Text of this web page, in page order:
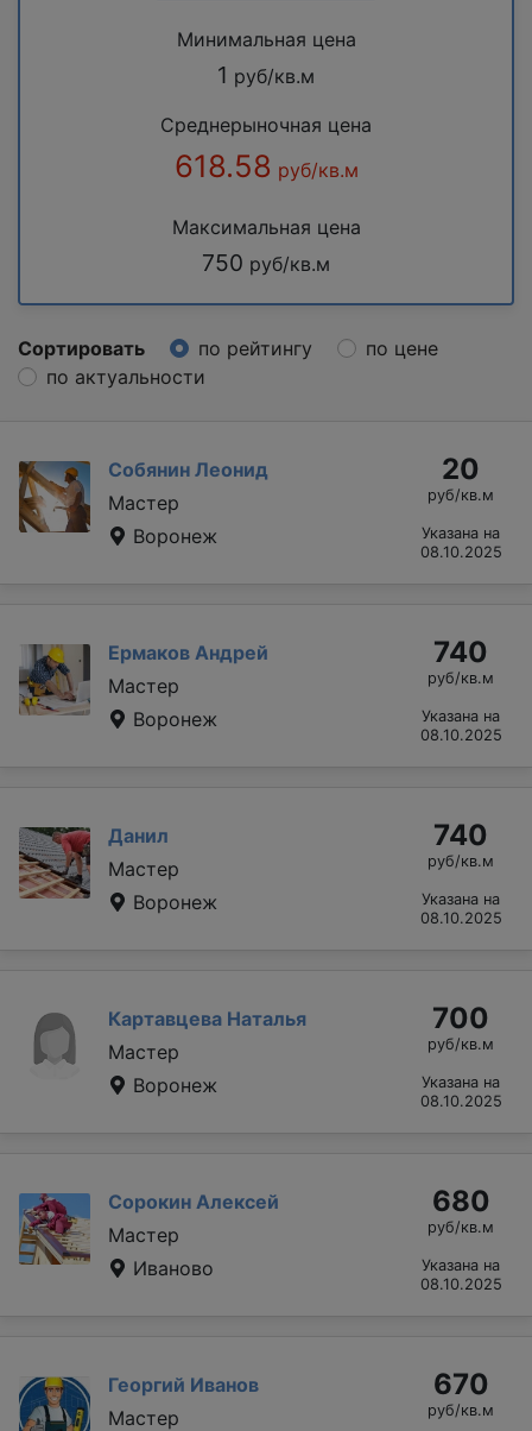
Минимальная цена
1 руб/кв.м
Среднерыночная цена
618.58 руб/кв.м
Максимальная цена
750 руб/кв.м
Сортировать по рейтингу
по цене
по актуальности
Собянин Леонид
Мастер
Воронеж
20
руб/кв.м
Указана на
08.10.2025
Ермаков Андрей
Мастер
Воронеж
740
руб/кв.м
Указана на
08.10.2025
Данил
Мастер
Воронеж
740
руб/кв.м
Указана на
08.10.2025
Картавцева Наталья
Мастер
Воронеж
700
руб/кв.м
Указана на
08.10.2025
Сорокин Алексей
Мастер
Иваново
680
руб/кв.м
Указана на
08.10.2025
Георгий Иванов
Мастер
670
руб/кв.м